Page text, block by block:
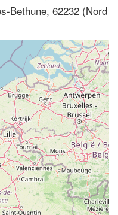
Bethune, 62232 (Nord